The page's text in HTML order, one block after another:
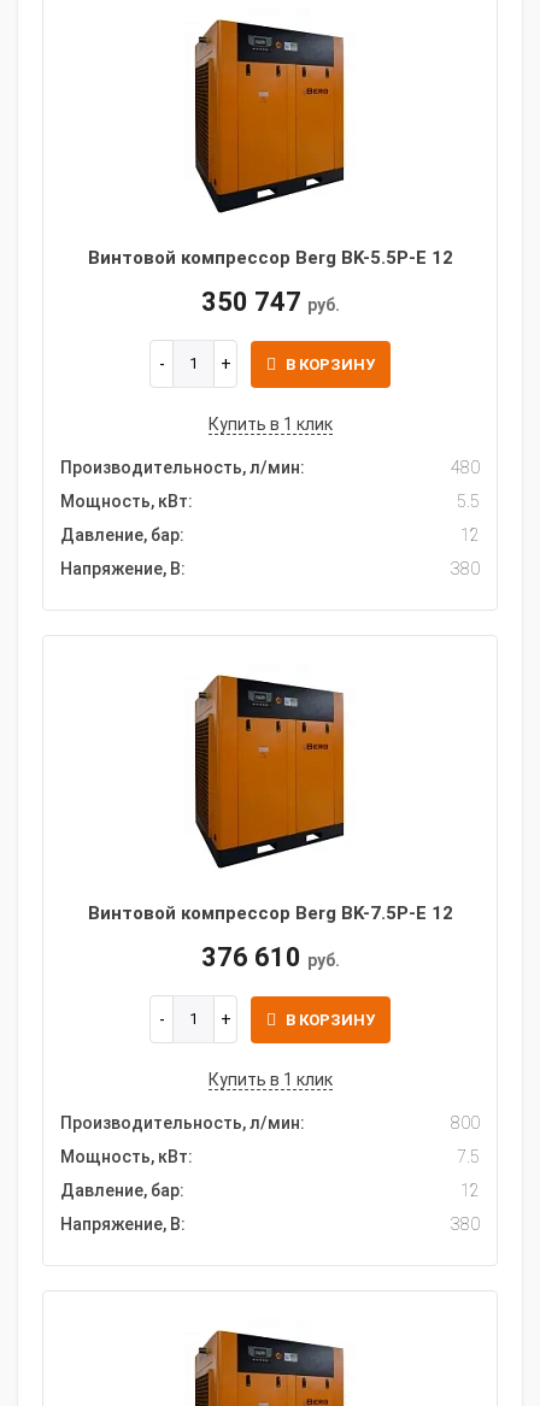
Винтовой компрессор Berg BK-5.5P-E 12
350 747 руб.
В КОРЗИНУ
Купить в 1 клик
Производительность, л/мин:
480
Мощность, кВт:
5.5
Давление, бар:
12
Напряжение, В:
380
Винтовой компрессор Berg BK-7.5P-E 12
376 610 руб.
В КОРЗИНУ
Купить в 1 клик
Производительность, л/мин:
800
Мощность, кВт:
7.5
Давление, бар:
12
Напряжение, В:
380